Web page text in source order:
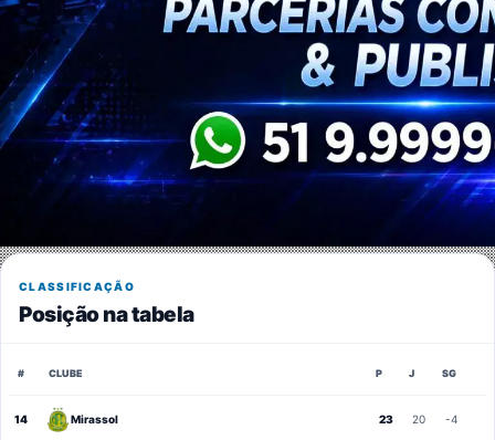
CLASSIFICAÇÃO
Posição na tabela
# CLUBE P J SG
14 Mirassol 23 20 -4